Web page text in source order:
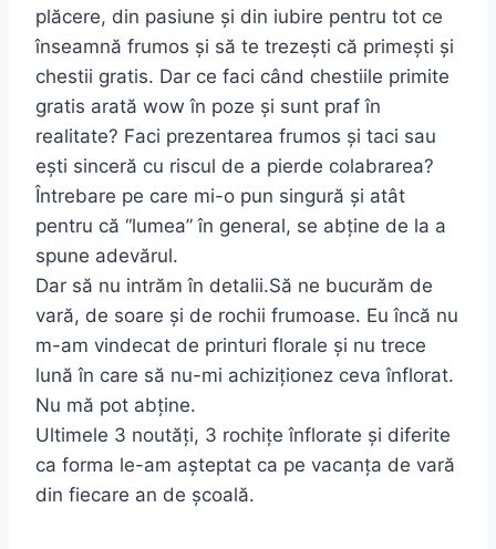
plăcere, din pasiune și din iubire pentru tot ce
înseamnă frumos și să te trezești că primești și
chestii gratis. Dar ce faci când chestiile primite
gratis arată wow în poze și sunt praf în
realitate? Faci prezentarea frumos și taci sau
ești sinceră cu riscul de a pierde colabrarea?
Întrebare pe care mi-o pun singură și atât
pentru că “lumea” în general, se abține de la a
spune adevărul.
Dar să nu intrăm în detalii.Să ne bucurăm de
vară, de soare și de rochii frumoase. Eu încă nu
m-am vindecat de printuri florale și nu trece
lună în care să nu-mi achiziționez ceva înflorat.
Nu mă pot abține.
Ultimele 3 noutăți, 3 rochițe înflorate și diferite
ca forma le-am așteptat ca pe vacanța de vară
din fiecare an de școală.